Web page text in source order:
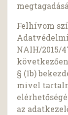
Felhívom
NAIH/2015/
§ (1b)
mivel
az